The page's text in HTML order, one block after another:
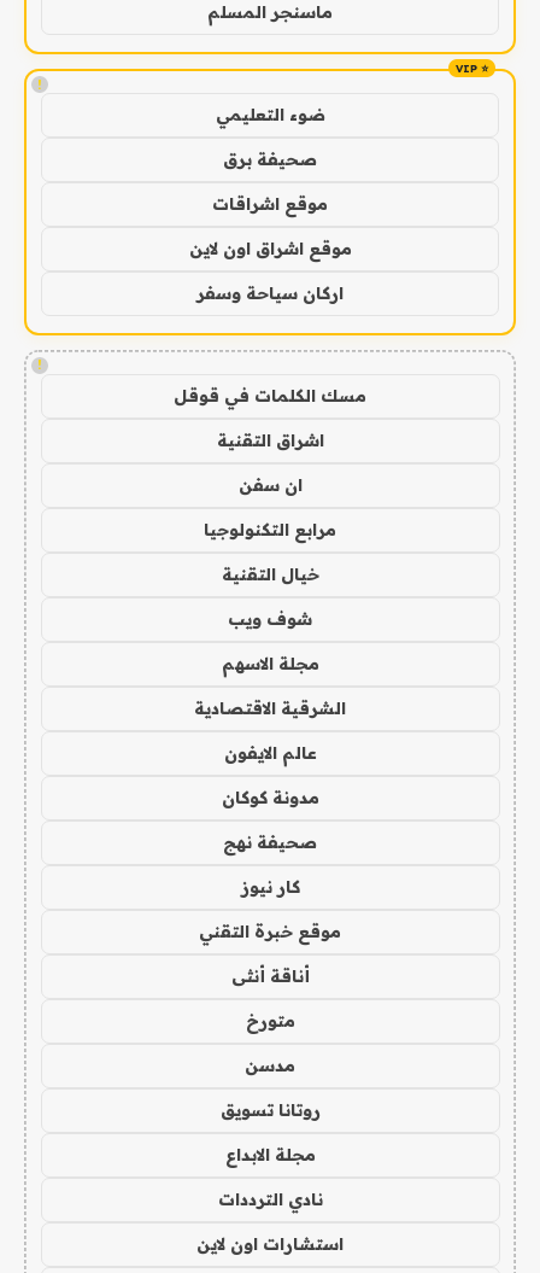
ماسنجر المسلم
!
ضوء التعليمي
صحيفة برق
موقع اشراقات
موقع اشراق اون لاين
اركان سياحة وسفر
!
مسك الكلمات في قوقل
اشراق التقنية
ان سفن
مرابع التكنولوجيا
خيال التقنية
شوف ويب
مجلة الاسهم
الشرقية الاقتصادية
عالم الايفون
مدونة كوكان
صحيفة نهج
كار نيوز
موقع خبرة التقني
أناقة أنثى
متورخ
مدسن
روتانا تسويق
مجلة الابداع
نادي الترددات
استشارات اون لاين